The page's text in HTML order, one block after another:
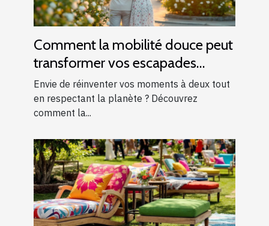
Comment la mobilité douce peut
transformer vos escapades
romantiques ?
Envie de réinventer vos moments à deux tout
en respectant la planète ? Découvrez
comment la...